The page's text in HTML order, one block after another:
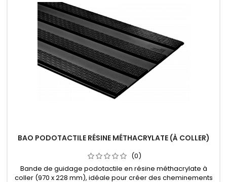
BAO PODOTACTILE RÉSINE MÉTHACRYLATE (À COLLER)
(0)
Bande de guidage podotactile en résine méthacrylate à
coller (970 x 228 mm), idéale pour créer des cheminements